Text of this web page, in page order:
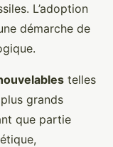
L’adoption
démarche de
telles
grands
que partie